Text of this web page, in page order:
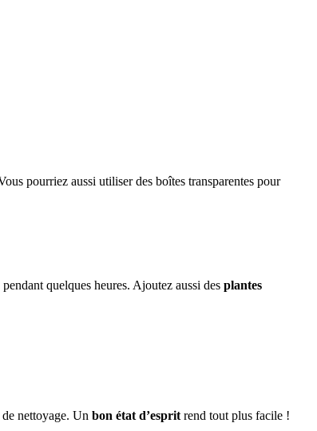
pourriez aussi utiliser des boîtes transparentes pour
quelques heures. Ajoutez aussi des plantes
nettoyage. Un bon état d’esprit rend tout plus facile !